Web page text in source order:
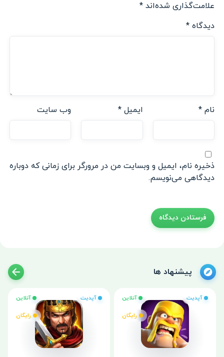
علامت‌گذاری شده‌اند *
دیدگاه *
نام * ایمیل* وب‌ سایت
ذخیره نام، ایمیل و وبسایت من در مرورگر برای زمانی که دوباره
دیدگاهی می‌نویسم.
پیشنهاد ها
آپدیت آنلاین
رایگان
آپدیت آنلاین
رایگان